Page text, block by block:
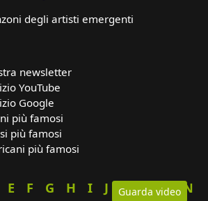
Guarda video
degli artisti emergenti
newsletter
YouTube
Google
più famosi
più famosi
più famosi
E F G H I J K L M
N